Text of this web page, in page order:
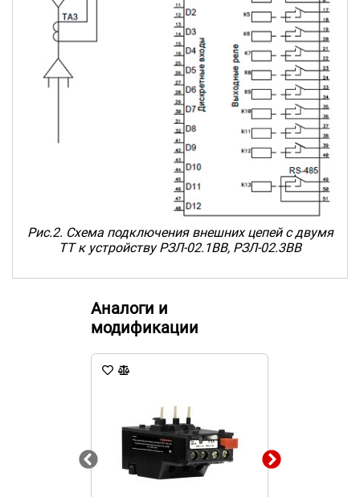
Рис.2. Схема подключения внешних цепей c двумя
ТТ к устройству РЗЛ-02.1ВВ, РЗЛ-02.3ВВ
Аналоги и
модификации